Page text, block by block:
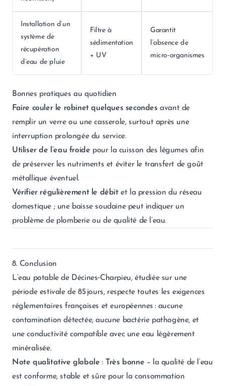
Installation d’un
système de
récupération
d’eau de pluie
Filtre à
sédimentation
+ UV
Garantit
l’absence de
micro‑organismes
Bonnes pratiques au quotidien
Faire couler le robinet quelques secondes avant de
remplir un verre ou une casserole, surtout après une
interruption prolongée du service.
Utiliser de l’eau froide pour la cuisson des légumes afin
de préserver les nutriments et éviter le transfert de goût
métallique éventuel.
Vérifier régulièrement le débitet la pression du réseau
domestique ; une baisse soudaine peut indiquer un
problème de plomberie ou de qualité de l’eau.
8. Conclusion
L’eau potable de Décines‑Charpieu, étudiée sur une
période estivale de 85 jours, respecte toutes les exigences
réglementaires françaises et européennes : aucune
contamination détectée, aucune bactérie pathogène, et
une conductivité compatible avec une eau légèrement
minéralisée.
Note qualitative globale : Très bonne – la qualité de l’eau
est conforme, stable et sûre pour la consommation